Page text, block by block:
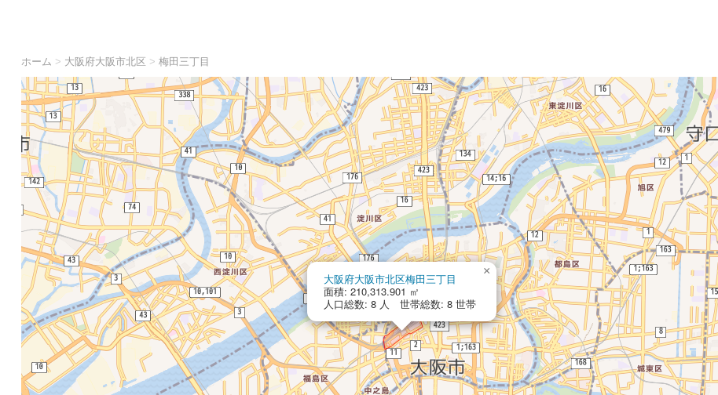
ホーム > 大阪府大阪市北区 > 梅田三丁目
大阪府大阪市北区梅田三丁目
面積: 210,313.901 ㎡
人口総数: 8 人 世帯総数: 8 世帯
×